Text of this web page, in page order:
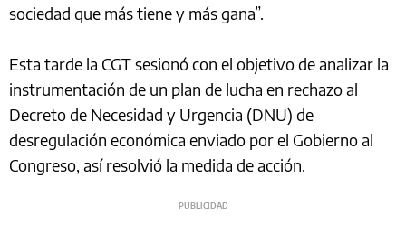
sociedad que más tiene y más gana”.
Esta tarde la CGT sesionó con el objetivo de analizar la
instrumentación de un plan de lucha en rechazo al
Decreto de Necesidad y Urgencia (DNU) de
desregulación económica enviado por el Gobierno al
Congreso, así resolvió la medida de acción.